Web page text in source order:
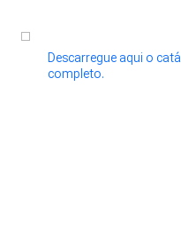
Descarregue aqui o
completo.